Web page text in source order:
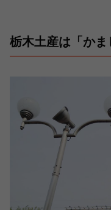
栃木土産は「かま